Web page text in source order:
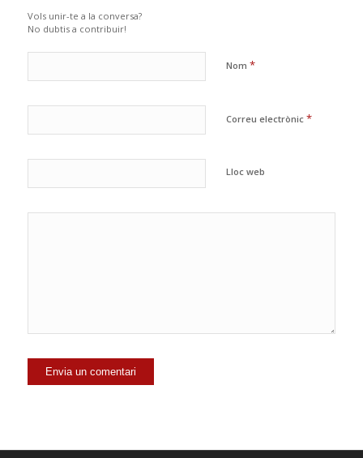
Vols unir-te a la conversa?
No dubtis a contribuir!
Nom *
Correu electrònic *
Lloc web